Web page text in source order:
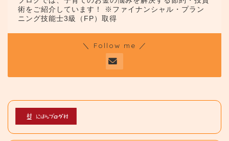
術をご紹介しています！ ※ファイナンシャル・プラン
ニング技能士3級（FP）取得
＼ Follow me ／